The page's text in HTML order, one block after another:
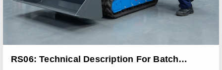
RS06: Technical Description For Batch